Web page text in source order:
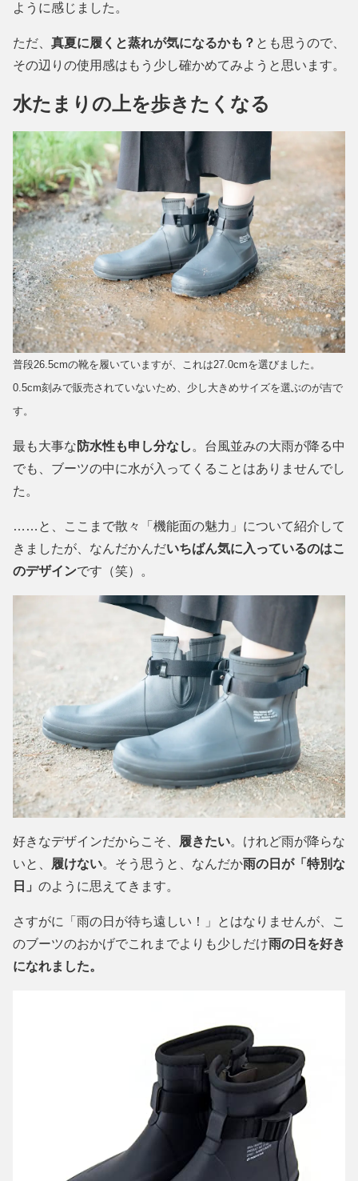
ように感じました。
ただ、 真夏に履くと蒸れが気になるかも？ とも思うので、
その辺りの使用感はもう少し確かめてみようと思います。
水たまりの上を歩きたくなる
普段26.5cmの靴を履いていますが、これは27.0cmを選びました。
0.5cm刻みで販売されていないため、少し大きめサイズを選ぶのが吉で
す。
最も大事な 防水性も申し分なし 。台風並みの大雨が降る中
でも、ブーツの中に水が入ってくることはありませんでし
た。
……と、ここまで散々「機能面の魅力」について紹介して
きましたが、なんだかんだいちばん気に入っているのはこ
のデザインです（笑）。
好きなデザインだからこそ、 履きたい。けれど雨が降らな
いと、
履けない。そう思うと、なんだか雨の日が「特別な
日」 のように思えてきます。
さすがに「雨の日が待ち遠しい！」とはなりませんが、こ
のブーツのおかげでこれまでよりも少しだけ雨の日を好き
になれました。